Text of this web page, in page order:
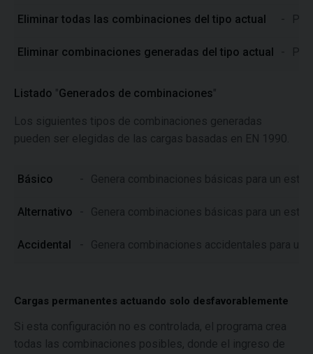
Eliminar todas las combinaciones del tipo actual -
Eliminar combinaciones generadas del tipo actual -
Listado "Generados de combinaciones"
Los siguientes tipos de combinaciones generadas
pueden ser elegidas de las cargas basadas en EN 1990.
Básico - Genera combinaciones básicas para un
Alternativo - Genera combinaciones básicas para un
Accidental - Genera combinaciones accidentales para
Cargas permanentes actuando solo desfavorablemente
Si esta configuración no es controlada, el programa crea
todas las combinaciones posibles, donde el ingreso de